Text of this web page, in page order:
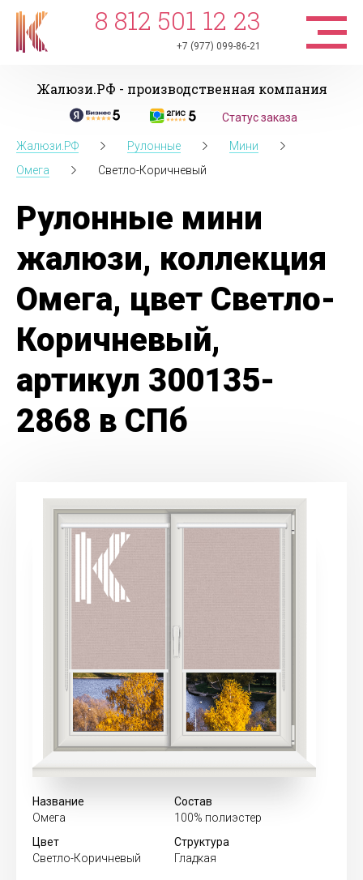
8 812 501 12 23
+7 (977) 099-86-21
Жалюзи.РФ - производственная компания
Статус заказа
Жалюзи.РФ Рулонные
Мини
Омега
Светло-Коричневый
Рулонные мини
жалюзи, коллекция
Омега, цвет Светло-
Коричневый,
артикул 300135-
2868 в СПб
Название
Омега
Состав
100% полиэстер
Цвет
Светло-Коричневый
Структура
Гладкая